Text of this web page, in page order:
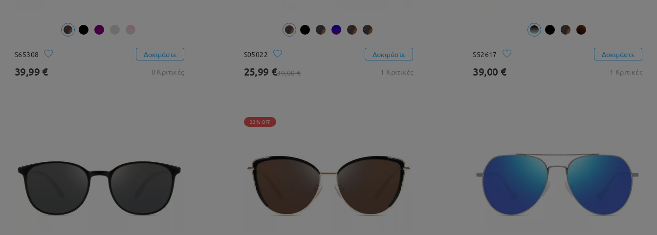
S65308 Δοκιμάστε
39,99 € 0 Κριτικές
S05022 Δοκιμάστε
25,99 €39,00 € 1 Κριτικές
S52617 Δοκιμάστε
39,00 € 1 Κριτικές
33% OFF